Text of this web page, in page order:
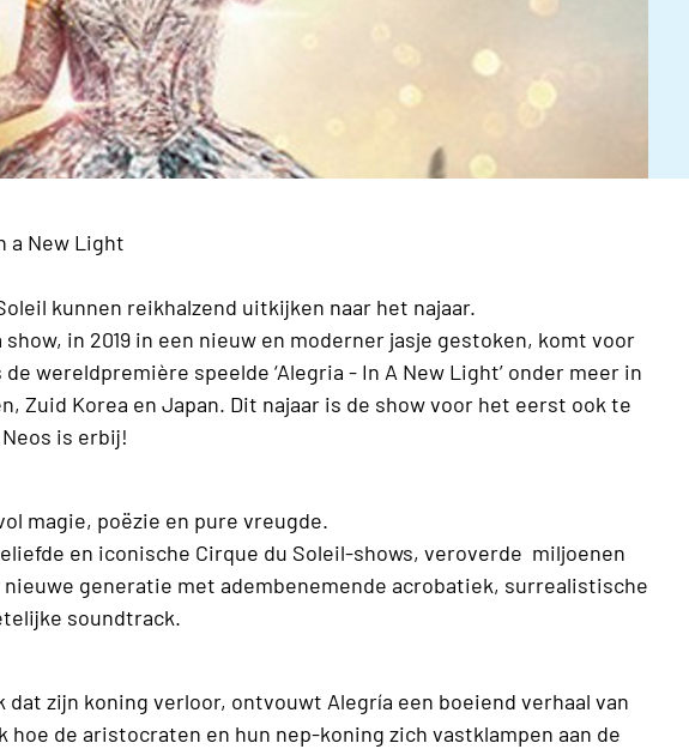
a New Light
kunnen reikhalzend uitkijken naar het najaar.
in 2019 in een nieuw en moderner jasje gestoken, komt voor
wereldpremière speelde ‘Alegria - In A New Light’ onder meer in
Zuid Korea en Japan. Dit najaar is de show voor het eerst ook te
is erbij!
magie, poëzie en pure vreugde.
en iconische Cirque du Soleil-shows, veroverde miljoenen
generatie met adembenemende acrobatiek, surrealistische
soundtrack.
zijn koning verloor, ontvouwt Alegría een boeiend verhaal van
de aristocraten en hun nep-koning zich vastklampen aan de